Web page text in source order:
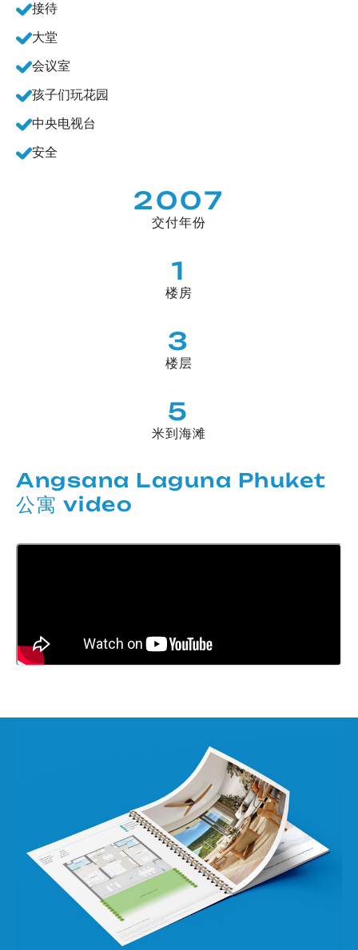
接待
大堂
会议室
孩子们玩花园
中央电视台
安全
2007
交付年份
1
楼房
3
楼层
5
米到海滩
Angsana Laguna Phuket
公寓 video